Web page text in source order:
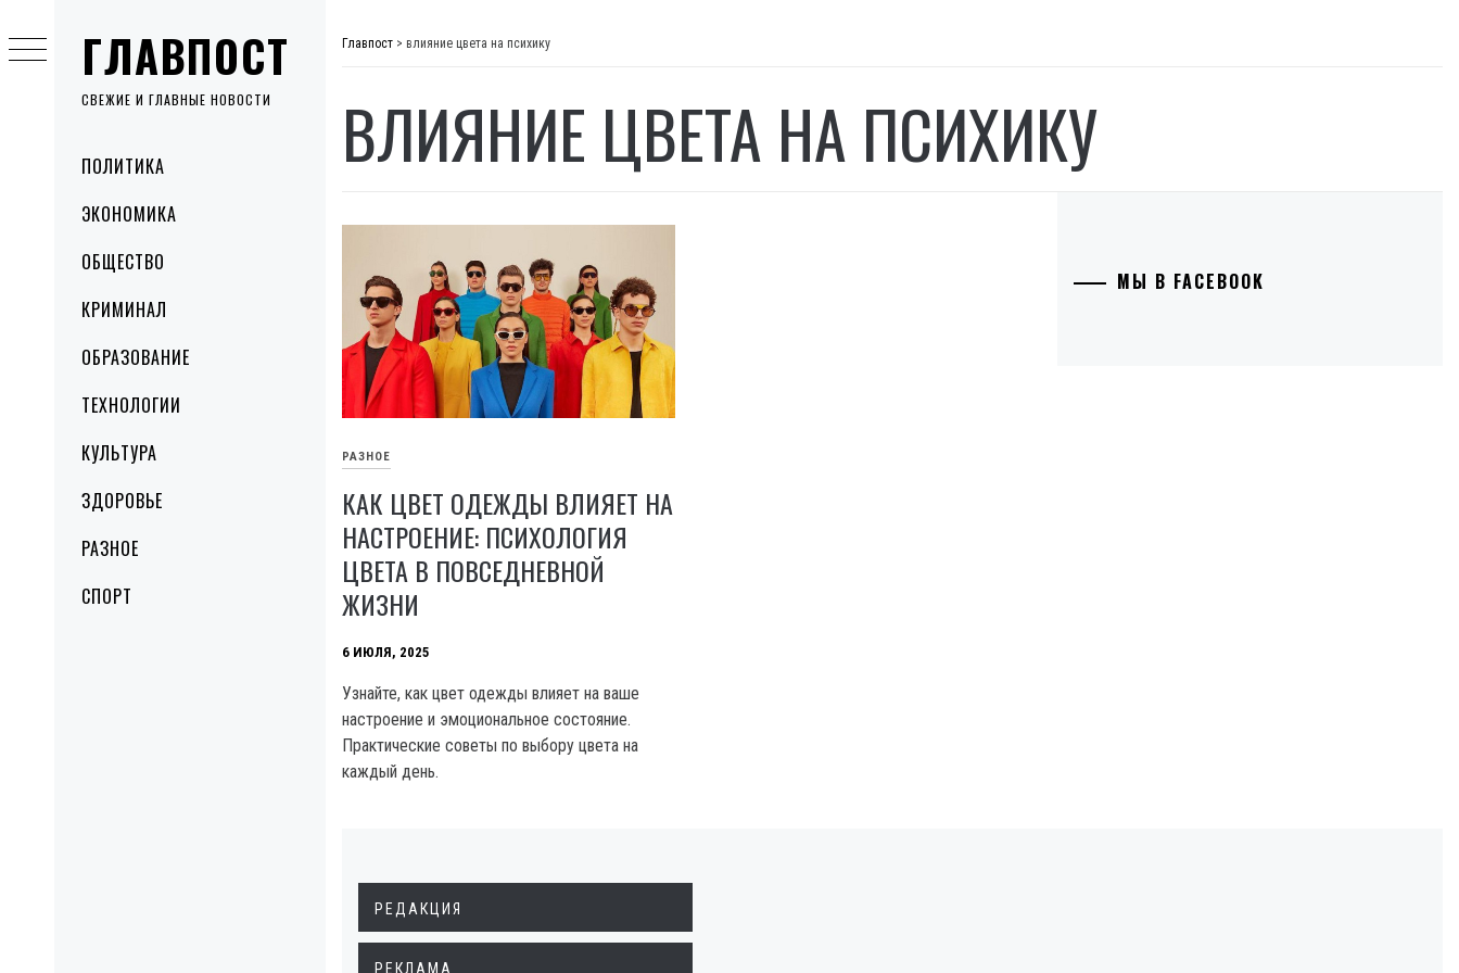
ГЛАВПОСТ
СВЕЖИЕ И ГЛАВНЫЕ НОВОСТИ
MenuПОЛИТИКА
ЭКОНОМИКА
ОБЩЕСТВО
КРИМИНАЛ
ОБРАЗОВАНИЕ
ТЕХНОЛОГИИ
КУЛЬТУРА
ЗДОРОВЬЕ
РАЗНОЕ
СПОРТ
to
content
Главпост > влияние цвета на психику
ВЛИЯНИЕ ЦВЕТА НА ПСИХИКУ
РАЗНОЕ
КАК ЦВЕТ ОДЕЖДЫ ВЛИЯЕТ НА
НАСТРОЕНИЕ: ПСИХОЛОГИЯ
ЦВЕТА В ПОВСЕДНЕВНОЙ
ЖИЗНИ
6 ИЮЛЯ, 2025
Узнайте, как цвет одежды влияет на ваше
настроение и эмоциональное состояние.
Практические советы по выбору цвета на
каждый день.
МЫ В FACEBOOK
РЕДАКЦИЯ
РЕКЛАМА